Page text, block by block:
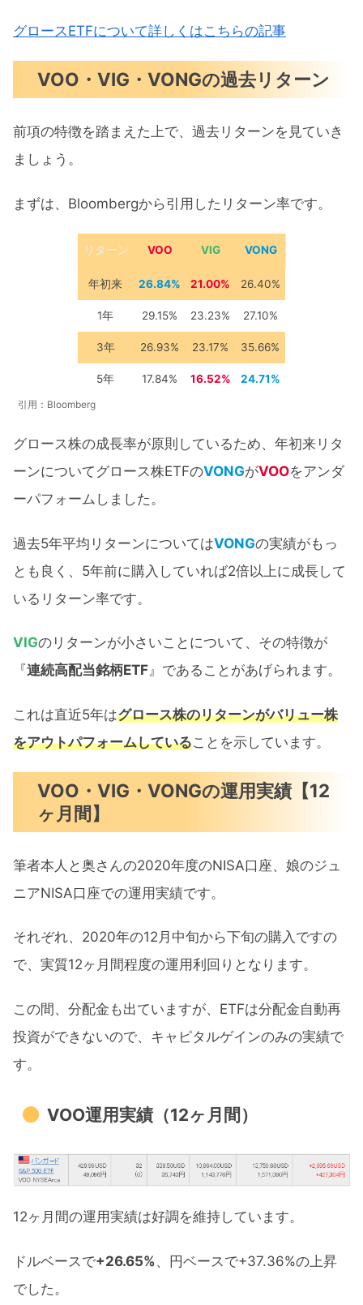
グロースETFについて詳しくはこちらの記事
VOO・VIG・VONGの過去リターン
前項の特徴を踏まえた上で、過去リターンを見ていき
ましょう。
まずは、Bloombergから引用したリターン率です。
リターン VOO VIG VONG
年初来 26.84% 21.00% 26.40%
1年 29.15% 23.23% 27.10%
3年 26.93% 23.17% 35.66%
5年 17.84% 16.52% 24.71%
引用：Bloomberg
グロース株の成長率が原則しているため、年初来リタ
ーンについてグロース株ETFのVONGがVOOをアンダ
ーパフォームしました。
過去5年平均リターンについてはVONGの実績がもっ
とも良く、5年前に購入していれば2倍以上に成長して
いるリターン率です。
VIGのリターンが小さいことについて、その特徴が
『連続高配当銘柄ETF』であることがあげられます。
これは直近5年はグロース株のリターンがバリュー株
をアウトパフォームしていることを示しています。
VOO・VIG・VONGの運用実績【12
ヶ月間】
筆者本人と奥さんの2020年度のNISA口座、娘のジュ
ニアNISA口座での運用実績です。
それぞれ、2020年の12月中旬から下旬の購入ですの
で、実質12ヶ月間程度の運用利回りとなります。
この間、分配金も出ていますが、ETFは分配金自動再
投資ができないので、キャピタルゲインのみの実績で
す。
VOO運用実績（12ヶ月間）
12ヶ月間の運用実績は好調を維持しています。
ドルベースで+26.65%、円ベースで+37.36%の上昇
でした。